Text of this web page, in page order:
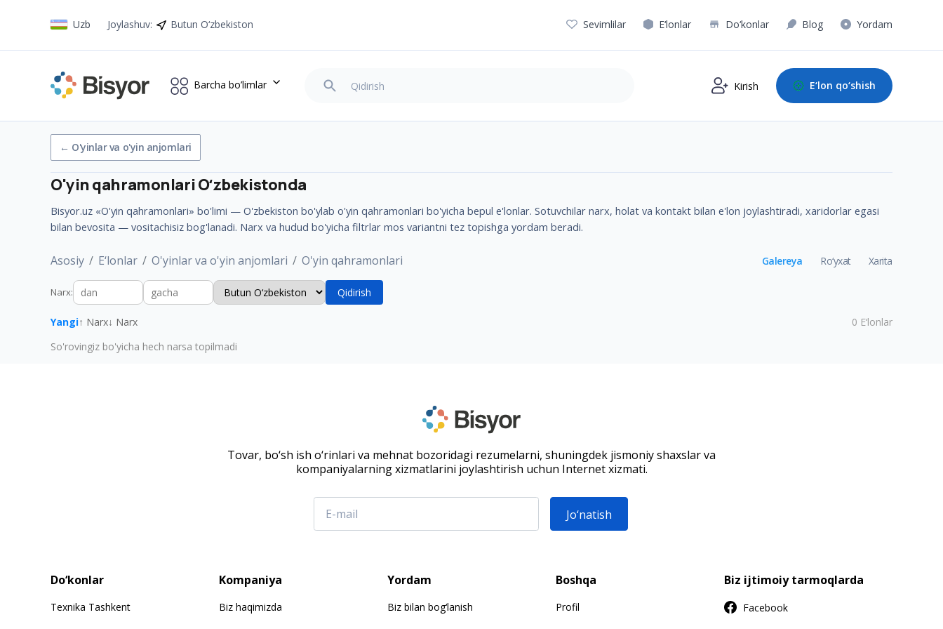
Uzb Joylashuv: Butun O‘zbekiston Sevimlilar E‘lonlar Do‘konlar Blog Yordam
Barcha bo’limlar Kirish E‘lon qo‘shish
← O'yinlar va o'yin anjomlari
O'yin qahramonlariOʻzbekistonda
Bisyor.uz «O'yin qahramonlari» bo'limi — O'zbekiston bo'ylab o'yin qahramonlari bo'yicha bepul e'lonlar. Sotuvchilar narx, holat va kontakt bilan e'lon joylashtiradi, xaridorlar egasi
bilan bevosita — vositachisiz bog'lanadi. Narx va hudud bo'yicha filtrlar mos variantni tez topishga yordam beradi.
Asosiy E‘lonlar O'yinlar va o'yin anjomlari O'yin qahramonlari Galereya Ro‘yxat Xarita
Narx: Qidirish
Yangi↑ Narx↓ Narx 0 E‘lonlar
So'rovingiz bo'yicha hech narsa topilmadi
Tovar, bo‘sh ish o‘rinlari va mehnat bozoridagi rezumelarni, shuningdek jismoniy shaxslar va
kompaniyalarning xizmatlarini joylashtirish uchun Internet xizmati.
Jo‘natish
Do‘konlar
Texnika Tashkent
Kompaniya
Biz haqimizda
Yordam
Biz bilan bog‘lanish
Boshqa
Profil
Biz ijtimoiy tarmoqlarda
Facebook